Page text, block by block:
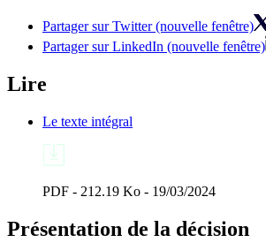
Partager sur Twitter (nouvelle fenêtre)
Partager sur LinkedIn (nouvelle fenêtre)
Lire
Le texte intégral
PDF - 212.19 Ko - 19/03/2024
Présentation de la décision